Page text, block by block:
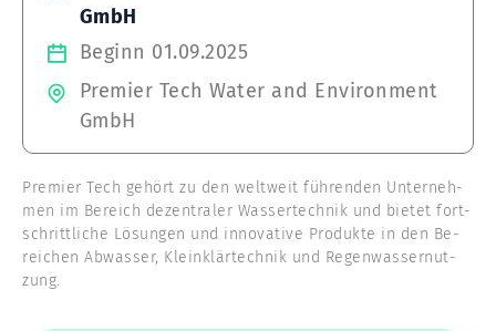
GmbH
Beginn 01.09.2025
Premier Tech Water and Environment
GmbH
Premier Tech ge­hört zu den welt­weit füh­ren­den Un­ter­neh­
men im Be­reich de­zen­tra­ler Was­ser­tech­nik und bie­tet fort­
schritt­li­che Lö­sun­gen und in­no­va­ti­ve Pro­duk­te in den Be­
rei­chen Ab­was­ser, Kleinklärtechnik und Re­gen­was­ser­nut­
zung.